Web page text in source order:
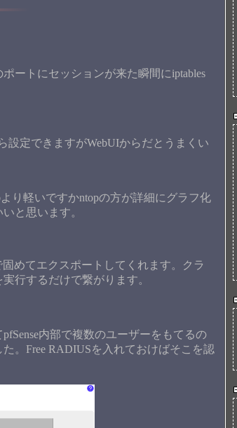
ートにセッションが来た瞬間にiptables
設定できますがWebUIからだとうまくい
り軽いですかntopの方が詳細にグラフ化
と思います。
めてエクスポートしてくれます。クラ
行するだけで繋がります。
内部で複数のユーザーをもてるの
。Free RADIUSを入れておけばそこを認